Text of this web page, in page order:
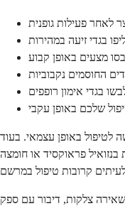
לאחר פעילות גופנית
בגדי זיעה במהירות
מצעים באופן קבוע
החוסמים נקבוביות
בגדי אימון רופפים
שלכם באופן עקבי
לטיפול באופן עצמאי. בעוד
פראוקסיד או חומצה
צלקות, דיבור עם ספק